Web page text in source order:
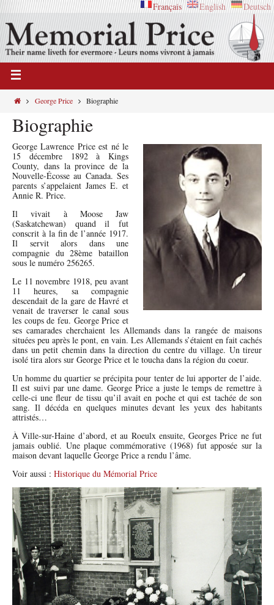
Français English Deutsch
George Price Biographie
Biographie
George Lawrence Price est né le
15 décembre 1892 à Kings
County, dans la province de la
Nouvelle-Écosse au Canada. Ses
parents s’appelaient James E. et
Annie R. Price.
Il vivait à Moose Jaw
(Saskatchewan) quand il fut
conscrit à la fin de l’année 1917.
Il servit alors dans une
compagnie du 28ème bataillon
sous le numéro 256265.
Le 11 novembre 1918, peu avant
11 heures, sa compagnie
descendait de la gare de Havré et
venait de traverser le canal sous
les coups de feu. George Price et
ses camarades cherchaient les Allemands dans la rangée de maisons
situées peu après le pont, en vain. Les Allemands s’étaient en fait cachés
dans un petit chemin dans la direction du centre du village. Un tireur
isolé tira alors sur George Price et le toucha dans la région du coeur.
Un homme du quartier se précipita pour tenter de lui apporter de l’aide.
Il est suivi par une dame. George Price a juste le temps de remettre à
celle-ci une fleur de tissu qu’il avait en poche et qui est tachée de son
sang. Il décéda en quelques minutes devant les yeux des habitants
attristés…
À Ville-sur-Haine d’abord, et au Roeulx ensuite, Georges Price ne fut
jamais oublié. Une plaque commémorative (1968) fut apposée sur la
maison devant laquelle George Price a rendu l’âme.
Voir aussi : Historique du Mémorial Price